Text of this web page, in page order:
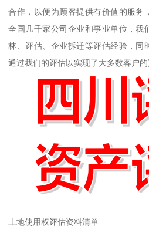
合作，以便为顾客提供有价值的服务
全国几千家公司企业和事业单位，我
林、评估、企业拆迁等评估经验，同
通过我们的评估以实现了大多数客户的
土地使用权评估资料清单